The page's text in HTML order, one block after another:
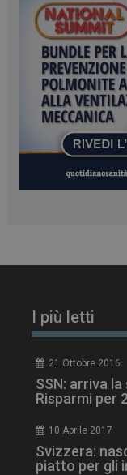
I più letti
21 Ottobre 2016
SSN: arriva
Risparmi per
10 Aprile 2017
Svizzera:
piatto per gli